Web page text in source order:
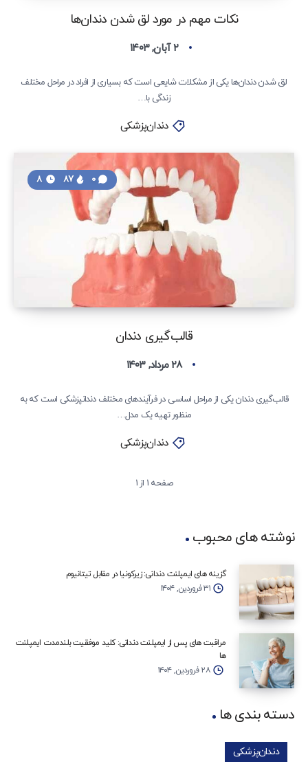
نکات مهم در مورد لق شدن دندان‌ها
۲ آبان, ۱۴۰۳
لق شدن دندان‌ها یکی از مشکلات شایعی است که بسیاری از افراد در مراحل مختلف
زندگی با…
دندان‌پزشکی
قالب‌گیری دندان
0
87
۲۸ مرداد, ۱۴۰۳
قالب‌گیری دندان یکی از مراحل اساسی در فرآیندهای مختلف دندانپزشکی است که به
منظور تهیه یک مدل…
دندان‌پزشکی
صفحه 1 از 1
نوشته های محبوب
گزینه‌ های ایمپلنت دندانی: زیرکونیا در مقابل تیتانیوم
۳۱ فروردین, ۱۴۰۴
مراقبت‌ های پس از ایمپلنت دندانی: کلید موفقیت بلندمدت ایمپلنت‌
ها
۲۸ فروردین, ۱۴۰۴
دسته بندی ها
دندان‌پزشکی